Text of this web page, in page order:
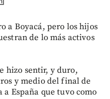
a Boyacá, pero los hijos
de lo más activos
hizo sentir, y duro,
y medio del final de
España que tuvo como